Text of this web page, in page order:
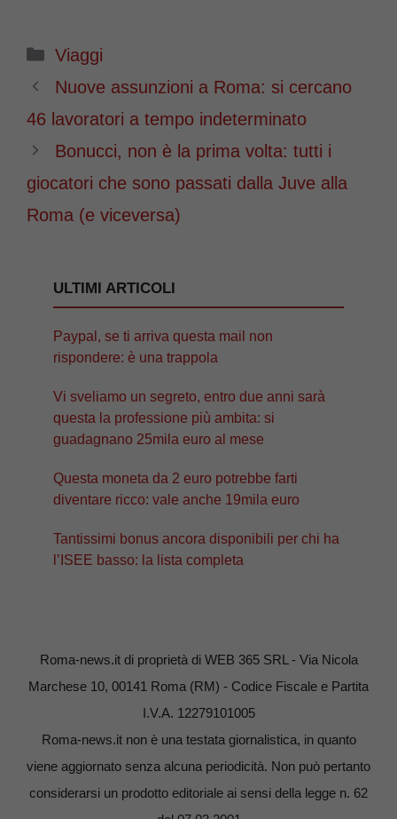
Categorie
Viaggi
Nuove assunzioni a Roma: si cercano
46 lavoratori a tempo indeterminato
Bonucci, non è la prima volta: tutti i
giocatori che sono passati dalla Juve alla
Roma (e viceversa)
ULTIMI ARTICOLI
Paypal, se ti arriva questa mail non
rispondere: è una trappola
Vi sveliamo un segreto, entro due anni sarà
questa la professione più ambita: si
guadagnano 25mila euro al mese
Questa moneta da 2 euro potrebbe farti
diventare ricco: vale anche 19mila euro
Tantissimi bonus ancora disponibili per chi ha
l’ISEE basso: la lista completa
Roma-news.it di proprietà di WEB 365 SRL - Via Nicola
Marchese 10, 00141 Roma (RM) - Codice Fiscale e Partita
I.V.A. 12279101005
Roma-news.it non è una testata giornalistica, in quanto
viene aggiornato senza alcuna periodicità. Non può pertanto
considerarsi un prodotto editoriale ai sensi della legge n. 62